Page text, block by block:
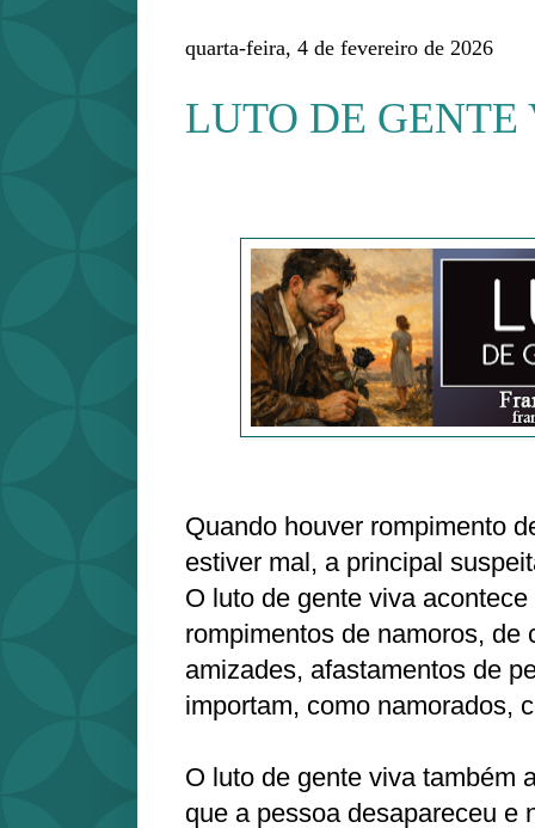
quarta-feira, 4 de fevereiro de 2026
LUTO DE GENTE
Quando houver rompimento
estiver mal, a principal
O luto de gente viva
rompimentos de namoros, de
amizades, afastamentos de
importam, como namorados,
O luto de gente viva também
que a pessoa desapareceu e